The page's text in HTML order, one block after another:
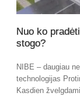
Nuo ko
stogo?
NIBE – daugiau
technologijas
Kasdien